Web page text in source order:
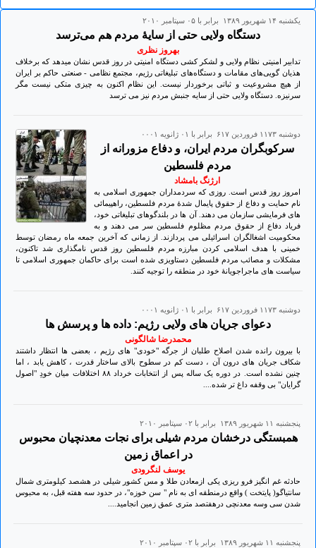
يكشنبه ۱۴ شهريور ۱۳۸۹ برابر با ۰۵ سپتامبر ۲۰۱۰
دستگاه ولایی حتی از سایۀ مردم هم می‌‌ترسد
بهروز نظری
تدابیر امنیتی نظام ولایی و لشکر کشی‌ دستگاه امنیتی در روز قدس نشان میدهد که برخلاف
هذیان گویی‌های مقامات و دستگاه‌های تبلیغاتی رژیم، مجتمع نظامی - صنعتی حاکم بر ایران
از هیچ مشروعیت و ثباتی برخوردار نیست. این نظام اکنون به چیزی متکی‌ نیست مگر
سرنیزه. دستگاه ولایی حتی از سایه جنبش مردم نیز می ترسد
دوشنبه ۱۱۷۳ فروردين ۶۱۷ برابر با ۰۱ ژانويه ۰۰۰۱
سرکوبگران مردم ایران، و دفاع مزورانه از
مردم فلسطین
ارژنگ بامشاد
امروز روز قدس است. روزی که سردمداران جمهوری اسلامی به
نام حمایت و دفاع از حقوق پایمال شدۀ مردم فلسطین، راهپیمائی
های فرمایشی سازمان می دهند. آن ها در بلندگوهای تبلیغاتی خود،
فریاد دفاع از حقوق مردم مظلوم فلسطین سر می دهند و به
محکومیت اشغالگران اسرائیلی می پردازند. از زمانی که آخرین جمعه ماه رمضان توسط
خمینی با هدف اسلامی کردن مبارزه مردم فلسطین روز قدس نامگذاری شد تاکنون،
مشکلات و مصائب مردم فلسطین دستاویزی شده است برای حاکمان جمهوری اسلامی تا
سیاست های ماجراجویانۀ خود در منطقه را توجیه کنند.
دوشنبه ۱۱۷۳ فروردين ۶۱۷ برابر با ۰۱ ژانويه ۰۰۰۱
دعوای جریان های ولایی رژیم: داده ها و پرسش ها
محمدرضا شالگونی
با بیرون رانده شدن اصلاح طلبان از جرگه "خودی" های رژیم ، بعضی ها انتظار داشتند
شکاف جریان های درون آن ، دست کم در سطوح بالای ساختار قدرت ، کاهش یابد ، اما
چنین نشده است. در دوره یک ساله پس از انتخابات خرداد ۸۸ اختلافات میان خودِ "اصول
گرایان" بی وقفه داغ تر شده....
پنجشنبه ۱۱ شهريور ۱۳۸۹ برابر با ۰۲ سپتامبر ۲۰۱۰
همبستگی درخشان مردم شیلی برای نجات معدنچیان محبوس
در اعماق زمین
یوسف لنگرودی
حادثه غم انگیز فرو ریزی یکی ازمعادن طلا و مس کشور شیلی در هشصد کیلومتری شمال
سانتیاگو( پایتخت ) واقع درمنطقه ای به نام " سن خوزه"، در حدود سه هفته قبل، به محبوس
شدن سی وسه معدنچی درهفتصد متری عمق زمین انجامید....
پنجشنبه ۱۱ شهريور ۱۳۸۹ برابر با ۰۲ سپتامبر ۲۰۱۰